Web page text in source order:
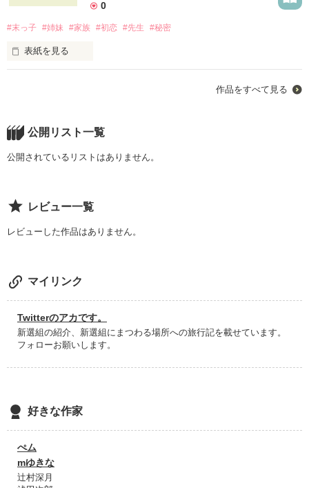
(前作を読んだ方が多少、分かりやすいかもです)
作品を読む
0
#末っ子 #姉妹 #家族 #初恋 #先生 #秘密
表紙を見る
作品をすべて見る
公開リスト一覧
公開されているリストはありません。
レビュー一覧
レビューした作品はありません。
マイリンク
Twitterのアカです。
新選組の紹介、新選組にまつわる場所への旅行記を載せています。
フォローお願いします。
好きな作家
ぺム
mゆきな
辻村深月